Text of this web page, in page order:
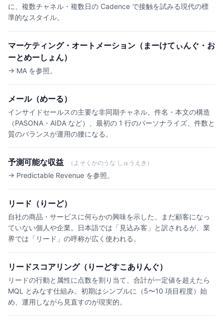
に、複数チャネル・複数日の Cadence で接触を試みる現代の標
準的なスタイル。
マーケティング・オートメーション（まーけてぃんぐ・お
ーとめーしょん）
→ MA を参照。
メール（めーる）
インサイドセールスの主要な非同期チャネル。件名・本文の構造
（PASONA・AIDA など）、最初の 1 行のパーソナライズ、件数と
質のバランスが運用の腰になる。
予測可能な収益 （よそくかのうな しゅうえき）
→ Predictable Revenue を参照。
リード（りーど）
自社の商品・サービスに何らかの興味を示した、まだ顧客になっ
ていない個人や企業。日本語では「見込み客」と訳されるが、業
界では「リード」の呼称が広く使われる。
リードスコアリング（りーどすこありんぐ）
リードの行動と属性に点数を割り当て、合計が一定値を超えたら
MQL とみなす仕組み。初期はシンプルに（5〜10 項目程度）始
め、運用しながら見直すのが現実的。